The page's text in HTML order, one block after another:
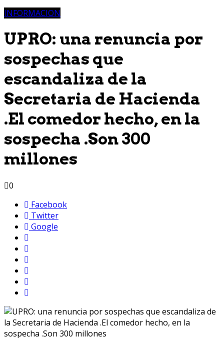
INFORMACION
UPRO: una renuncia por
sospechas que
escandaliza de la
Secretaria de Hacienda
.El comedor hecho, en la
sospecha .Son 300
millones
0
Facebook
Twitter
Google